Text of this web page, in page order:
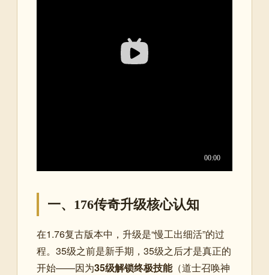
一、176传奇升级核心认知
在1.76复古版本中，升级是“慢工出细活”的过
程。35级之前是新手期，35级之后才是真正的
开始——因为35级解锁终极技能（道士召唤神